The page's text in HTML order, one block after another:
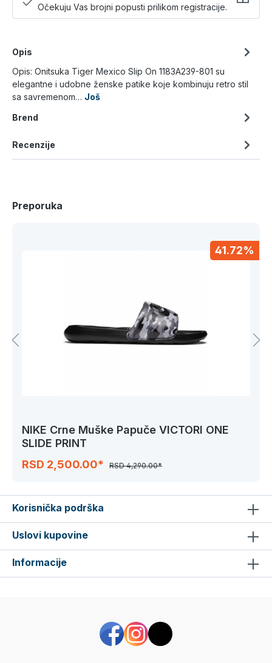
Očekuju Vas brojni popusti prilikom registracije.
Opis
Opis: Onitsuka Tiger Mexico Slip On 1183A239-801 su
elegantne i udobne ženske patike koje kombinuju retro stil
sa savremenom… Još
Brend
Recenzije
Preporuka
41.72%
NIKE Crne Muške Papuče VICTORI ONE
SLIDE PRINT
RSD 2,500.00*
RSD 4,290.00*
Korisnička podrška
Uslovi kupovine
Informacije